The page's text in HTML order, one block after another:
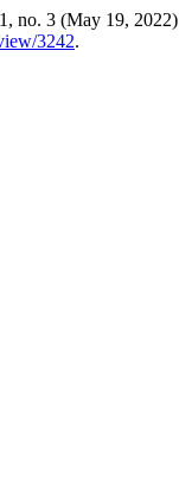
1, no. 3 (May 19,
3242.